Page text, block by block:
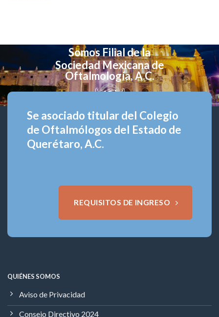
Somos Filial de la
Sociedad Mexicana de
Oftalmología, A.C.
Se asociado titular del Colegio
de Oftalmólogos del Estado de
Querétaro, A.C.
REQUISITOS DE INGRESO
QUIÉNES SOMOS
Aviso de Privacidad
Consejo Directivo 2024